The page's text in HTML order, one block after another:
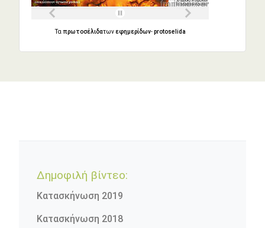
Τα πρωτοσέλιδατων εφημερίδων-protoselida
Δημοφιλή βίντεο:
Κατασκήνωση 2019
Κατασκήνωση 2018